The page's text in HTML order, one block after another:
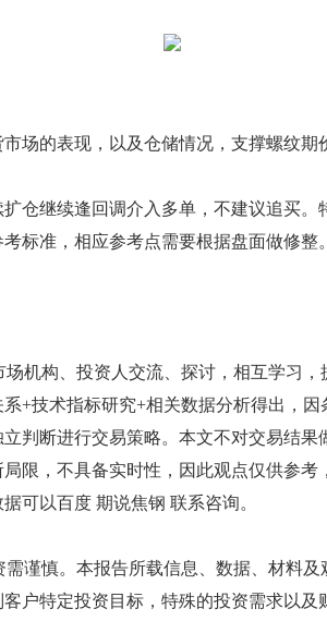
的表现，以及仓储情况，支撑螺纹期
继续逢回调介入多单，不建议追买。
标准，相应参考点需要根据盘面做修整。
构、投资人交流、探讨，相互学习，
+技术指标研究+相关数据分析得出，
判断进行交易策略。本文不对交易结果
限，不具备实时性，因此观点仅供参考
可以百度 期说焦钢 联系咨询。
慎。本报告所载信息、数据、材料及
户特定投资目标，特殊的投资需求以及